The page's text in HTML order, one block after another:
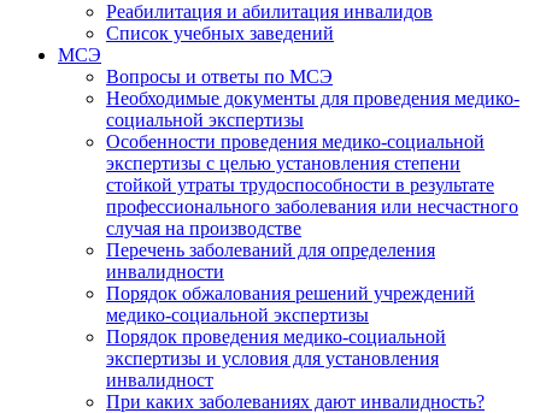
Реабилитация и абилитация инвалидов
Список учебных заведений
МСЭ
Вопросы и ответы по МСЭ
Необходимые документы для проведения медико-
социальной экспертизы
Особенности проведения медико-социальной
экспертизы с целью установления степени
стойкой утраты трудоспособности в результате
профессионального заболевания или несчастного
случая на производстве
Перечень заболеваний для определения
инвалидности
Порядок обжалования решений учреждений
медико-социальной экспертизы
Порядок проведения медико-социальной
экспертизы и условия для установления
инвалидност
При каких заболеваниях дают инвалидность?